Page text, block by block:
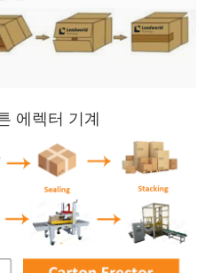
에렉터 기계